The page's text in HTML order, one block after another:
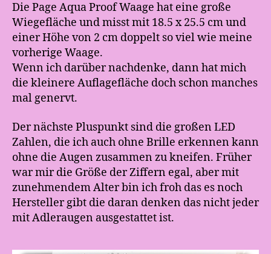
Die Page Aqua Proof Waage hat eine große
Wiegefläche und misst mit 18.5 x 25.5 cm und
einer Höhe von 2 cm doppelt so viel wie meine
vorherige Waage.
Wenn ich darüber nachdenke, dann hat mich
die kleinere Auflagefläche doch schon manches
mal genervt.
Der nächste Pluspunkt sind die großen LED
Zahlen, die ich auch ohne Brille erkennen kann
ohne die Augen zusammen zu kneifen. Früher
war mir die Größe der Ziffern egal, aber mit
zunehmendem Alter bin ich froh das es noch
Hersteller gibt die daran denken das nicht jeder
mit Adleraugen ausgestattet ist.